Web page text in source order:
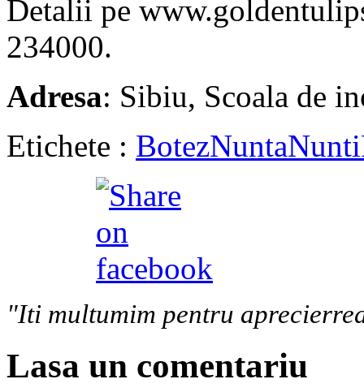
Detalii pe
234000.
Adresa: Sibiu, Scoala de
Etichete : BotezNuntaNunti
"Iti multumim pentru
Lasa un comentariu